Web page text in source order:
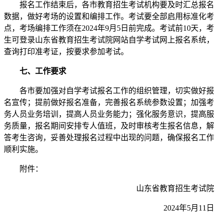
报名工作结束后，各市教育招生考试机构要及时汇总报名
数据，做好考场的设置和编排工作。考试要全部启用标准化考
点，考场编排工作须在2024年9月5日前完成。考试前10天，考
生可登录山东省教育招生考试院网站自学考试网上报名系统，
查询打印准考证，按要求参加考试。
七、工作要求
各市要加强对自学考试报名工作的组织管理，切实做好报
名宣传；提前做好报名准备，完善报名系统参数设置；加强考
务人员业务培训，提高人员业务能力；强化服务意识，提高服
务质量，报名期间安排专人值班，及时审核考生报名信息，解
答考生咨询，妥善处理报名过程中出现的问题，确保报名工作
顺利实施。
附件：
山东省教育招生考试院
2024年5月11日